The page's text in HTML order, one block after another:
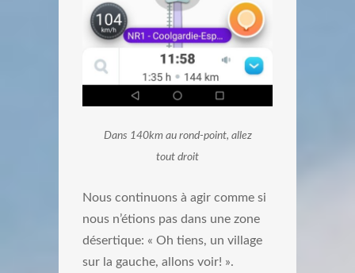
Dans 140km au rond-point, allez
tout droit
Nous continuons à agir comme si
nous n’étions pas dans une zone
désertique: « Oh tiens, un village
sur la gauche, allons voir! ».